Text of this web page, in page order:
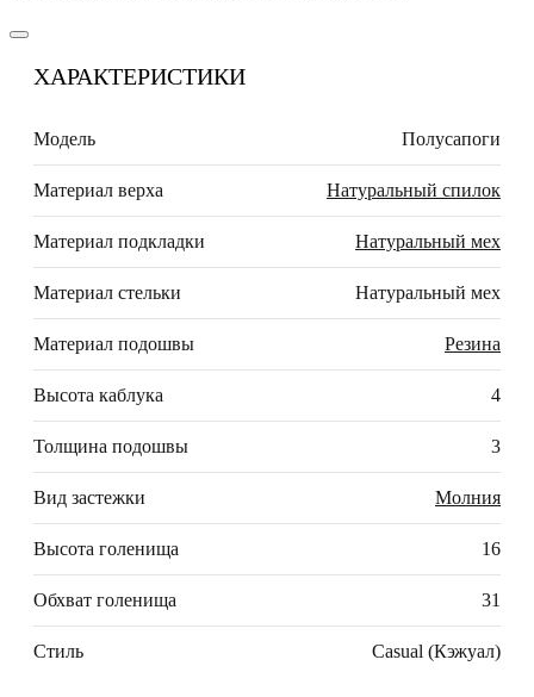
ХАРАКТЕРИСТИКИ
Модель Полусапоги
Материал верха Натуральный спилок
Материал подкладки Натуральный мех
Материал стельки Натуральный мех
Материал подошвы Резина
Высота каблука 4
Толщина подошвы 3
Вид застежки Молния
Высота голенища 16
Обхват голенища 31
Стиль Casual (Кэжуал)